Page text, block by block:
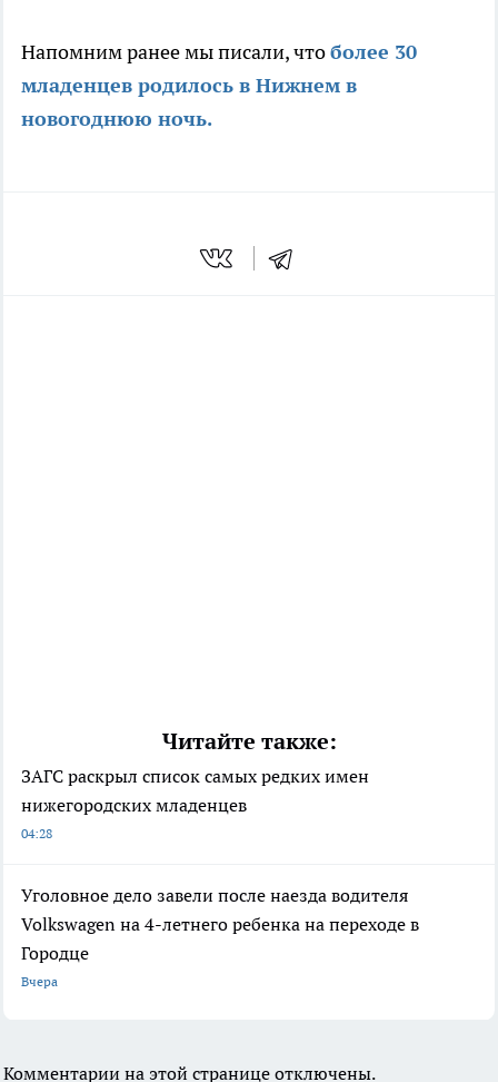
Напомним ранее мы писали, чтоболее 30
младенцев родилось в Нижнем в
новогоднюю ночь.
Читайте также:
ЗАГС раскрыл список самых редких имен
нижегородских младенцев
04:28
Уголовное дело завели после наезда водителя
Volkswagen на 4-летнего ребенка на переходе в
Городце
Вчера
Комментарии на этой странице отключены.